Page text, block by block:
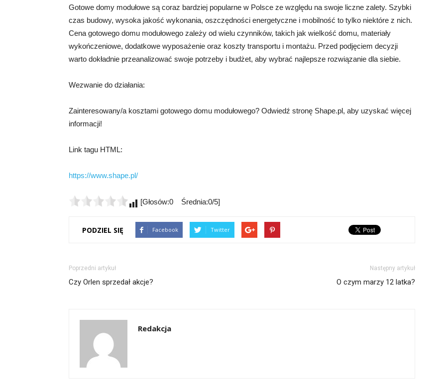
Gotowe domy modułowe są coraz bardziej popularne w Polsce ze względu na swoje liczne zalety. Szybki
czas budowy, wysoka jakość wykonania, oszczędności energetyczne i mobilność to tylko niektóre z nich.
Cena gotowego domu modułowego zależy od wielu czynników, takich jak wielkość domu, materiały
wykończeniowe, dodatkowe wyposażenie oraz koszty transportu i montażu. Przed podjęciem decyzji
warto dokładnie przeanalizować swoje potrzeby i budżet, aby wybrać najlepsze rozwiązanie dla siebie.
Wezwanie do działania:
Zainteresowany/a kosztami gotowego domu modułowego? Odwiedź stronę Shape.pl, aby uzyskać więcej
informacji!
Link tagu HTML:
https://www.shape.pl/
[Głosów:0 Średnia:0/5]
PODZIEL SIĘ Facebook Twitter
Poprzedni artykuł
Czy Orlen sprzedał akcje?
Następny artykuł
O czym marzy 12 latka?
Redakcja